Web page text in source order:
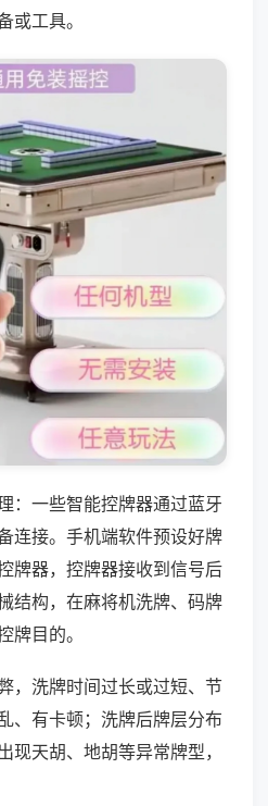
或工具。
：一些智能控牌器通过蓝牙
连接。手机端软件预设好牌
牌器，控牌器接收到信号后
结构，在麻将机洗牌、码牌
牌目的。
，洗牌时间过长或过短、节
、有卡顿；洗牌后牌层分布
现天胡、地胡等异常牌型，